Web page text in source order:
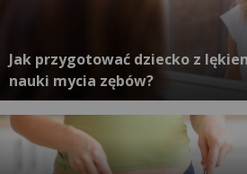
Jak przygotować dziecko z
nauki mycia zębów?